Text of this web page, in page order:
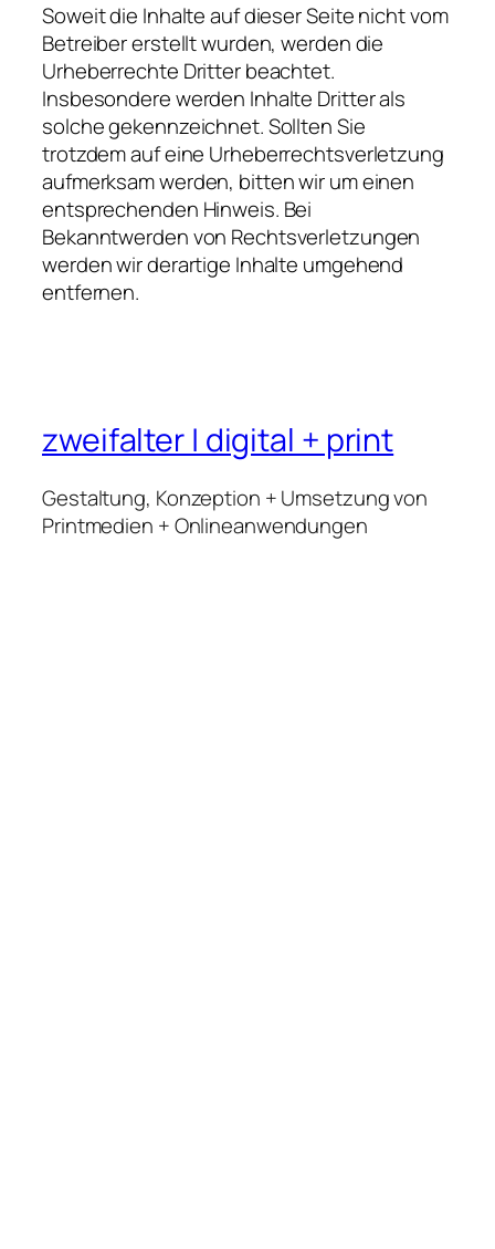
Soweit die Inhalte auf dieser Seite nicht vom
Betreiber erstellt wurden, werden die
Urheberrechte Dritter beachtet.
Insbesondere werden Inhalte Dritter als
solche gekennzeichnet. Sollten Sie
trotzdem auf eine Urheberrechtsverletzung
aufmerksam werden, bitten wir um einen
entsprechenden Hinweis. Bei
Bekanntwerden von Rechtsverletzungen
werden wir derartige Inhalte umgehend
entfernen.
zweifalter | digital + print
Gestaltung, Konzeption + Umsetzung von
Printmedien + Onlineanwendungen